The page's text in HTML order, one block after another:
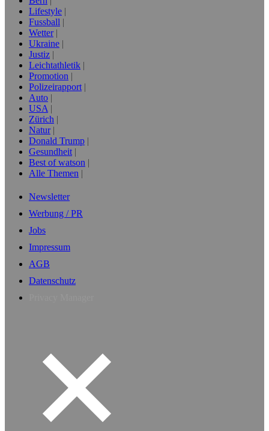
Lifestyle
Fussball
Wetter
Ukraine
Justiz
Leichtathletik
Promotion
Polizeirapport
Auto
USA
Zürich
Natur
Donald Trump
Gesundheit
Best of watson
Alle Themen
Newsletter
Werbung / PR
Jobs
Impressum
AGB
Datenschutz